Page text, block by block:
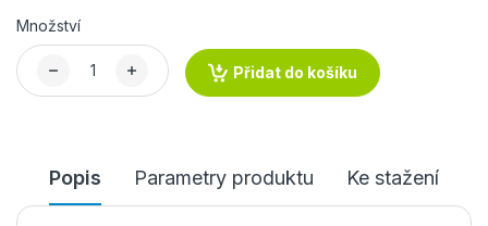
Množství
Přidat do košíku
Popis Parametry produktu Ke stažení